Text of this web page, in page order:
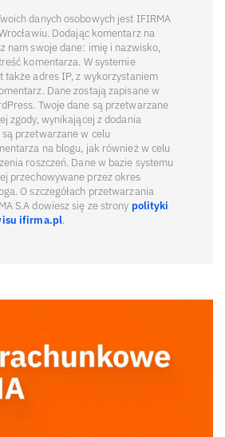
danych osobowych jest IFIRMA
Dodając komentarz na
nam swoje dane: imię i nazwisko,
komentarza. W systemie
także adres IP, z wykorzystaniem
Dane zostają zapisane w
Twoje dane są przetwarzane
zgody, wynikającej z dodania
przetwarzane w celu
na blogu, jak również w celu
roszczeń. Dane w bazie systemu
przechowywane przez okres
O szczegółach przetwarzania
S.A dowiesz się ze strony polityki
ifirma.pl.